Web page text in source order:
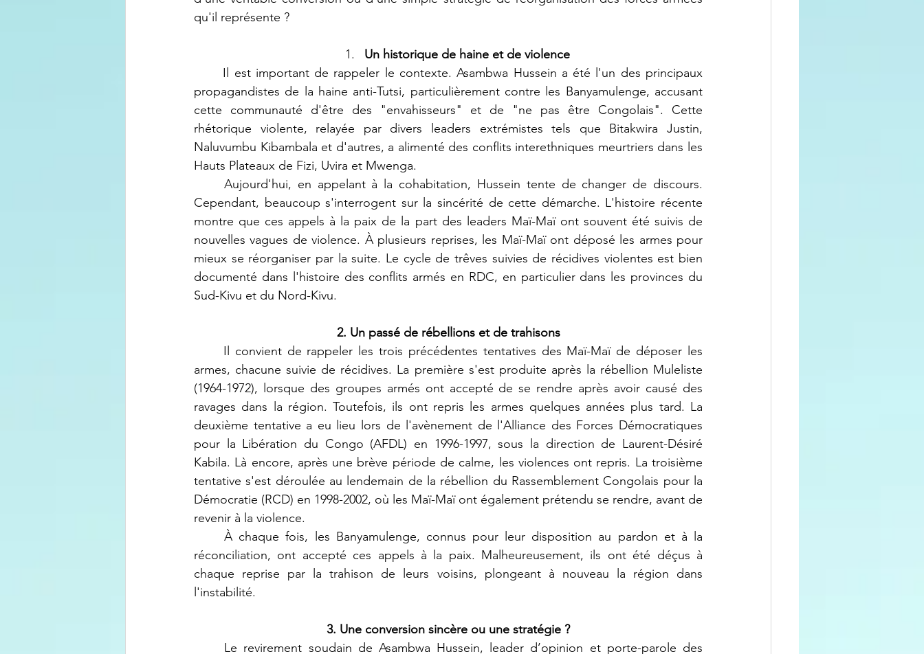
qu'il représente ?
Un historique de haine et de violence
propagandistes de la haine anti-Tutsi, particulièrement contre les Banyamulenge, accusant
cette communauté d'être des "envahisseurs" et de "ne pas être Congolais". Cette
rhétorique violente, relayée par divers leaders extrémistes tels que Bitakwira Justin,
Naluvumbu Kibambala et d'autres, a alimenté des conflits interethniques meurtriers dans les
Hauts Plateaux de Fizi, Uvira et Mwenga.
Cependant, beaucoup s'interrogent sur la sincérité de cette démarche. L'histoire récente
montre que ces appels à la paix de la part des leaders Maï-Maï ont souvent été suivis de
nouvelles vagues de violence. À plusieurs reprises, les Maï-Maï ont déposé les armes pour
mieux se réorganiser par la suite. Le cycle de trêves suivies de récidives violentes est bien
documenté dans l'histoire des conflits armés en RDC, en particulier dans les provinces du
Sud-Kivu et du Nord-Kivu.
2. Un passé de rébellions et de trahisons
armes, chacune suivie de récidives. La première s'est produite après la rébellion Muleliste
(1964-1972), lorsque des groupes armés ont accepté de se rendre après avoir causé des
ravages dans la région. Toutefois, ils ont repris les armes quelques années plus tard. La
deuxième tentative a eu lieu lors de l'avènement de l'Alliance des Forces Démocratiques
pour la Libération du Congo (AFDL) en 1996-1997, sous la direction de Laurent-Désiré
Kabila. Là encore, après une brève période de calme, les violences ont repris. La troisième
tentative s'est déroulée au lendemain de la rébellion du Rassemblement Congolais pour la
Démocratie (RCD) en 1998-2002, où les Maï-Maï ont également prétendu se rendre, avant de
revenir à la violence.
	À chaque fois, les Banyamulenge, connus pour leur disposition au pardon et à la
réconciliation, ont accepté ces appels à la paix. Malheureusement, ils ont été déçus à
chaque reprise par la trahison de leurs voisins, plongeant à nouveau la région dans
l'instabilité.
3. Une conversion sincère ou une stratégie ?